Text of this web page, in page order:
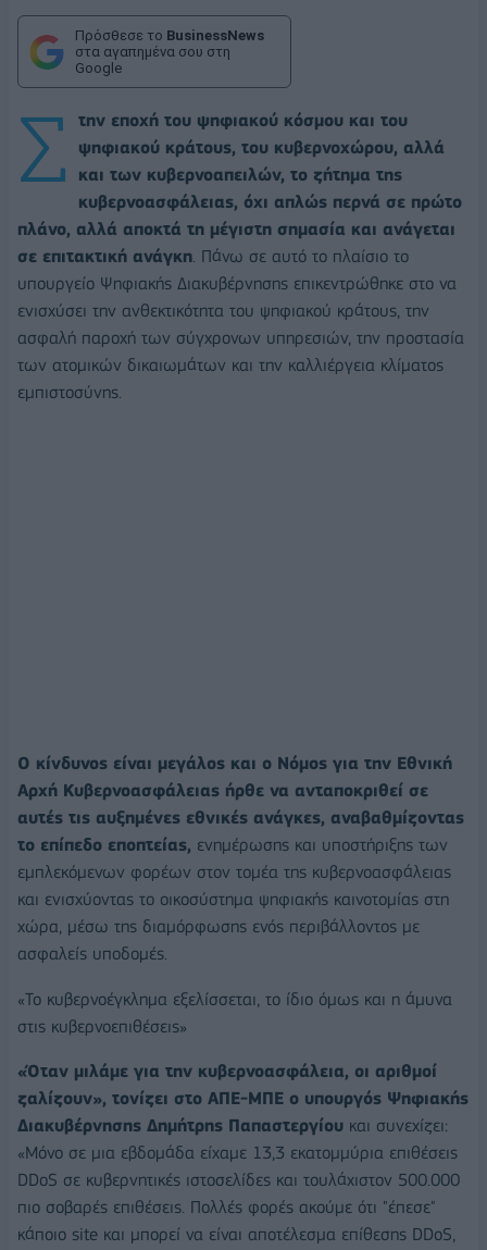
Πρόσθεσε το BusinessNews
στα αγαπημένα σου στη
Google
Σ
την εποχή του ψηφιακού κόσμου και του
ψηφιακού κράτους, του κυβερνοχώρου, αλλά
και των κυβερνοαπειλών, το ζήτημα της
κυβερνοασφάλειας, όχι απλώς περνά σε πρώτο
πλάνο, αλλά αποκτά τη μέγιστη σημασία και ανάγεται
σε επιτακτική ανάγκη. Πάνω σε αυτό το πλαίσιο το
υπουργείο Ψηφιακής Διακυβέρνησης επικεντρώθηκε στο να
ενισχύσει την ανθεκτικότητα του ψηφιακού κράτους, την
ασφαλή παροχή των σύγχρονων υπηρεσιών, την προστασία
των ατομικών δικαιωμάτων και την καλλιέργεια κλίματος
εμπιστοσύνης.
Ο κίνδυνος είναι μεγάλος και ο Νόμος για την Εθνική
Αρχή Κυβερνοασφάλειας ήρθε να ανταποκριθεί σε
αυτές τις αυξημένες εθνικές ανάγκες, αναβαθμίζοντας
το επίπεδο εποπτείας, ενημέρωσης και υποστήριξης των
εμπλεκόμενων φορέων στον τομέα της κυβερνοασφάλειας
και ενισχύοντας το οικοσύστημα ψηφιακής καινοτομίας στη
χώρα, μέσω της διαμόρφωσης ενός περιβάλλοντος με
ασφαλείς υποδομές.
«Το κυβερνοέγκλημα εξελίσσεται, το ίδιο όμως και η άμυνα
στις κυβερνοεπιθέσεις»
«Όταν μιλάμε για την κυβερνοασφάλεια, οι αριθμοί
ζαλίζουν», τονίζει στο ΑΠΕ-ΜΠΕ ο υπουργός Ψηφιακής
Διακυβέρνησης Δημήτρης Παπαστεργίου και συνεχίζει:
«Μόνο σε μια εβδομάδα είχαμε 13,3 εκατομμύρια επιθέσεις
DDoS σε κυβερνητικές ιστοσελίδες και τουλάχιστον 500.000
πιο σοβαρές επιθέσεις. Πολλές φορές ακούμε ότι "έπεσε"
κάποιο site και μπορεί να είναι αποτέλεσμα επίθεσης DDoS,